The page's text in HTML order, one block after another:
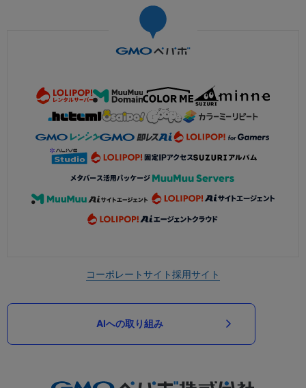
コーポレートサイト採用サイト
AIへの取り組み